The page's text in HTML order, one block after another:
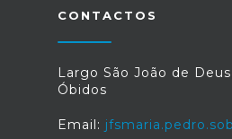
CONTACTOS
Largo São João de
Óbidos
Email: